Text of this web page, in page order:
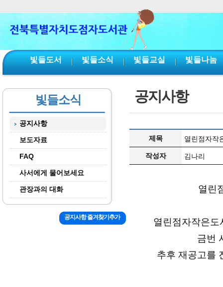
빛들도서 빛들소식 빛들교실 빛들나눔
빛들소식
공지사항
보도자료
FAQ
사서에게 물어보세요
관장과의 대화
공지사항
제목 열린점자작
작성자 김나리
열린
열린점자작은도
금번
추후 재공고를
공지사항 즐겨찾기추가